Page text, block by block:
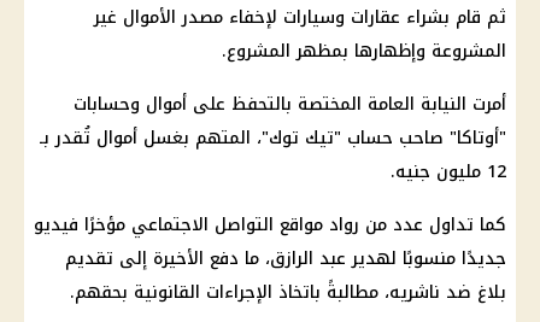
ثم قام بشراء عقارات وسيارات لإخفاء مصدر الأموال غير
المشروعة وإظهارها بمظهر المشروع.
أمرت النيابة العامة المختصة بالتحفظ على أموال وحسابات
"أوتاكا" صاحب حساب "تيك توك"، المتهم بغسل أموال تُقدر بـ
12 مليون جنيه.
كما تداول عدد من رواد مواقع التواصل الاجتماعي مؤخرًا فيديو
جديدًا منسوبًا لهدير عبد الرازق، ما دفع الأخيرة إلى تقديم
بلاغ ضد ناشريه، مطالبةً باتخاذ الإجراءات القانونية بحقهم.